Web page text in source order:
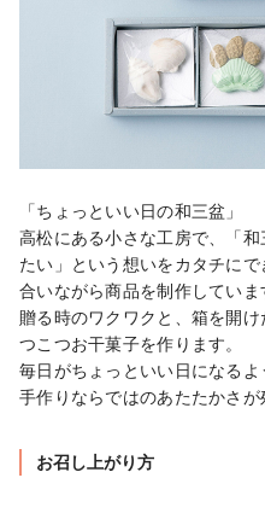
「ちょっといい日の和三盆」
高松にある小さな工房で、「
たい」という想いをカタチに
合いながら商品を制作していま
贈る時のワクワクと、箱を開
つこつお干菓子を作ります。
毎日がちょっといい日になるよ
手作りならではのあたたかさが
お召し上がり方